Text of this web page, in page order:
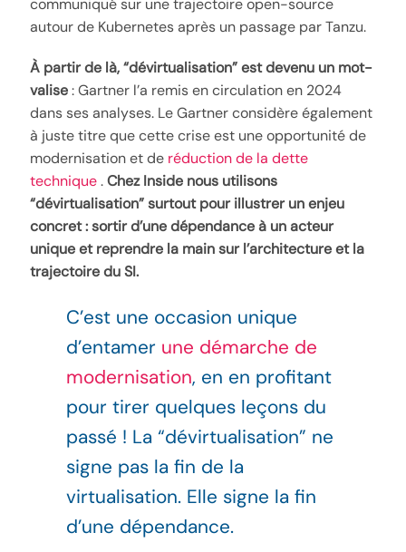
communiqué sur une trajectoire open-source
autour de Kubernetes après un passage par Tanzu.
À partir de là, “dévirtualisation” est devenu un mot-
valise: Gartner l’a remis en circulation en 2024
dans ses analyses. Le Gartner considère également
à juste titre que cette crise est une opportunité de
modernisation et de réduction de la dette
technique.Chez Inside nous utilisons
“dévirtualisation” surtout pour illustrer un enjeu
concret : sortir d’une dépendance à un acteur
unique et reprendre la main sur l’architecture et la
trajectoire du SI.
C’est une occasion unique
d’entamer une démarche de
modernisation, en en profitant
pour tirer quelques leçons du
passé ! La “dévirtualisation” ne
signe pas la fin de la
virtualisation. Elle signe la fin
d’une dépendance.